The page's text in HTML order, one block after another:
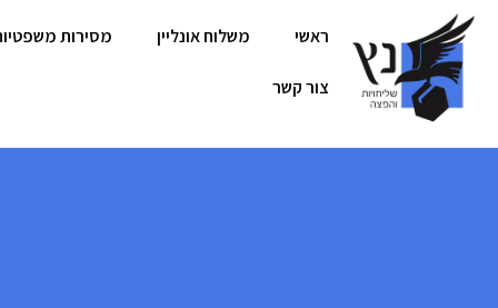
ראשי משלוח אונליין מסירות
צור קשר